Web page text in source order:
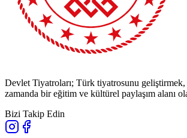
Devlet Tiyatroları; Türk tiyatrosunu geliştirmek,
zamanda bir eğitim ve kültürel paylaşım alanı
Bizi Takip Edin